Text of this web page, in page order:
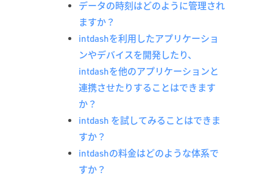
データの時刻はどのように管理され
ますか？
intdashを利用したアプリケーショ
ンやデバイスを開発したり、
intdashを他のアプリケーションと
連携させたりすることはできます
か？
intdash を試してみることはできま
すか？
intdashの料金はどのような体系で
すか？